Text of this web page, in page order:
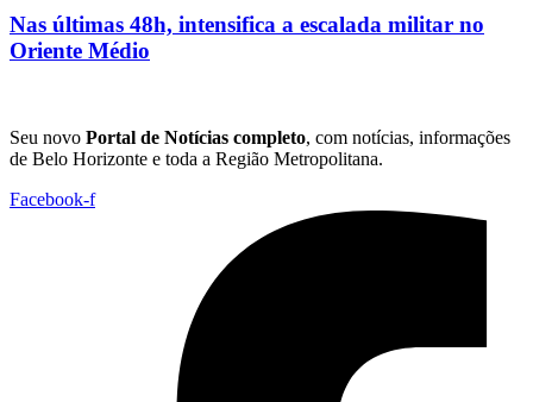
Nas últimas 48h, intensifica a escalada militar no
Oriente Médio
Seu novo Portal de Notícias completo, com notícias, informações
de Belo Horizonte e toda a Região Metropolitana.
Facebook-f